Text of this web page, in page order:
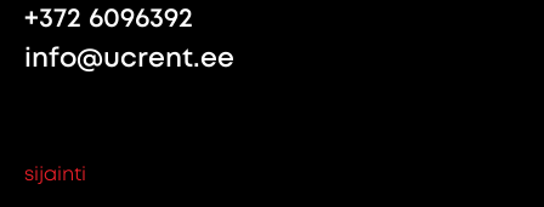
+372 6096392
info@ucrent.ee
sijainti